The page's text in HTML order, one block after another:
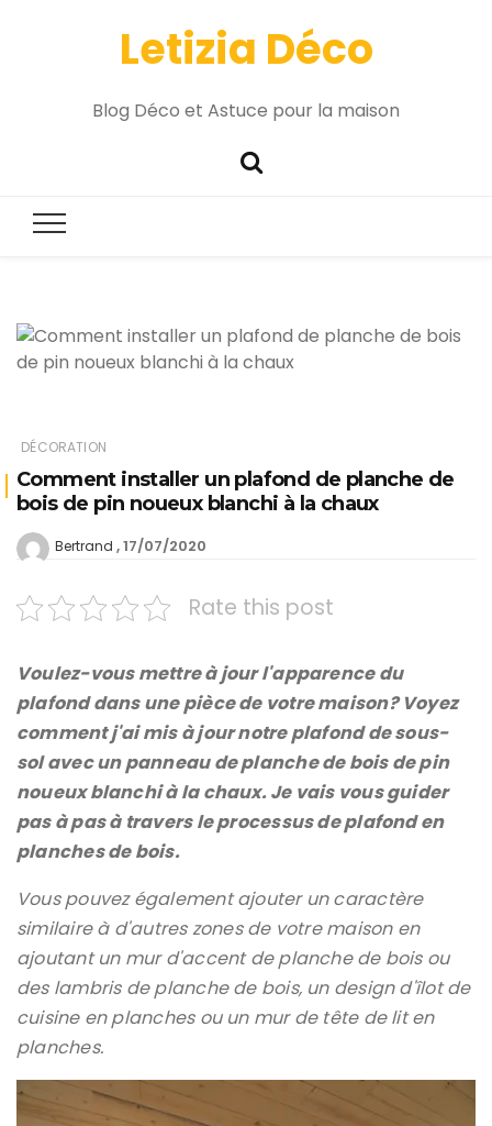
Letizia Déco
Blog Déco et Astuce pour la maison
DÉCORATION
Comment installer un plafond de planche de
bois de pin noueux blanchi à la chaux
Bertrand 17/07/2020
Rate this post
Voulez-vous mettre à jour l'apparence du
plafond dans une pièce de votre maison? Voyez
comment j'ai mis à jour notre plafond de sous-
sol avec un panneau de planche de bois de pin
noueux blanchi à la chaux. Je vais vous guider
pas à pas à travers le processus de plafond en
planches de bois.
Vous pouvez également ajouter un caractère
similaire à d'autres zones de votre maison en
ajoutant un mur d'accent de planche de bois ou
des lambris de planche de bois, un design d'îlot de
cuisine en planches ou un mur de tête de lit en
planches.